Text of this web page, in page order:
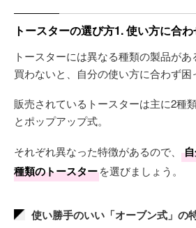
トースターの選び方1. 使い方に合
トースターには異なる種類の製品が
買わないと、自分の使い方に合わず困
販売されているトースターは主に2種
とポップアップ式。
それぞれ異なった特徴があるので、
種類のトースターを選びましょう。
使い勝手のいい「オーブン式」の